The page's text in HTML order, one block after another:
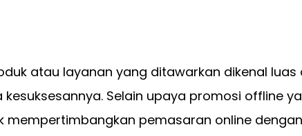
atau layanan yang ditawarkan dikenal luas
Selain upaya promosi offline
mempertimbangkan pemasaran online dengan